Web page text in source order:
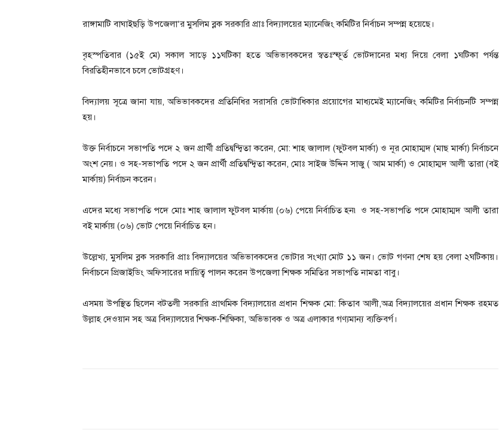
রাঙ্গামাটি বাঘাইছড়ি উপজেলা’র মুসলিম ব্লক সরকারি প্রাঃ বিদ্যালয়ের ম্যানেজিং কমিটির নির্বাচন সম্পন্ন হয়েছে।
বৃহস্পতিবার (১৫ই মে) সকাল সাড়ে ১১ঘটিকা হতে অভিভাবকদের স্বতঃস্ফূর্ত ভোটদানের মধ্য দিয়ে বেলা ১ঘটিকা পর্যন্ত
বিরতিহীনভাবে চলে ভোটগ্রহণ।
বিদ্যালয় সূত্রে জানা যায়, অভিভাবকদের প্রতিনিধির সরাসরি ভোটাধিকার প্রয়োগের মাধ্যমেই ম্যানেজিং কমিটির নির্বাচনটি সম্পন্ন
হয়।
উক্ত নির্বাচনে সভাপতি পদে ২ জন প্রার্থী প্রতিদ্বন্দ্বিতা করেন, মো: শাহ জালাল (ফুটবল মার্কা) ও নূর মোহাম্মদ (মাছ মার্কা) নির্বাচনে
অংশ নেয়। ও সহ-সভাপতি পদে ২ জন প্রার্থী প্রতিদ্বন্দ্বিতা করেন, মোঃ সাইজ উদ্দিন সাজু ( আম মার্কা) ও মোহাম্মদ আলী তারা (বই
মার্কায়) নির্বাচন করেন।
এদের মধ্যে সভাপতি পদে মোঃ শাহ জালাল ফুটবল মার্কায় (০৬) পেয়ে নির্বাচিত হন৷ ও সহ-সভাপতি পদে মোহাম্মদ আলী তারা
বই মার্কায় (০৬) ভোট পেয়ে নির্বাচিত হন।
উল্লেখ্য, মুসলিম ব্লক সরকারি প্রাঃ বিদ্যালয়ের অভিভাবকদের ভোটার সংখ্যা মোট ১১ জন। ভোট গণনা শেষ হয় বেলা ২ঘটিকায়।
নির্বাচনে প্রিজাইডিং অফিসারের দায়িত্ব পালন করেন উপজেলা শিক্ষক সমিতির সভাপতি নামতা বাবু।
এসময় উপস্থিত ছিলেন বটতলী সরকারি প্রাথমিক বিদ্যালয়ের প্রধান শিক্ষক মো: কিতাব আলী,অত্র বিদ্যালয়ের প্রধান শিক্ষক রহমত
উল্লাহ দেওয়ান সহ অত্র বিদ্যালয়ের শিক্ষক-শিক্ষিকা, অভিভাবক ও অত্র এলাকার গণ্যমান্য ব্যক্তিবর্গ।